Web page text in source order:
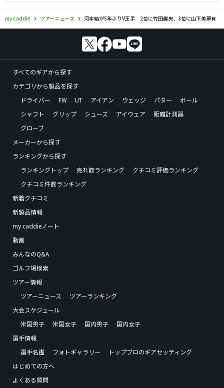
my caddie ツアーニュース 河本結が5年ぶりV王手 2位に竹田麗央、3位に山下美夢有
すべてのギアから探す
カテゴリから製品を探す
ドライバー
FW UT アイアン ウェッジ パター
ボール
シャフト
グリップ シューズ アイウェア
距離計測器
グローブ
メーカーから探す
ランキングから探す
ランキングトップ
売れ筋ランキング
クチコミ評価ランキング
クチコミ件数ランキング
新着クチコミ
新製品情報
my caddieノート
動画
みんなのQ&A
ゴルフ場検索
ツアー情報
ツアーニュース
ツアーランキング
大会スケジュール
米国男子
米国女子 国内男子
国内女子
選手情報
選手名鑑
フォトギャラリー
トッププロのギアセッティング
はじめての方へ
よくある質問